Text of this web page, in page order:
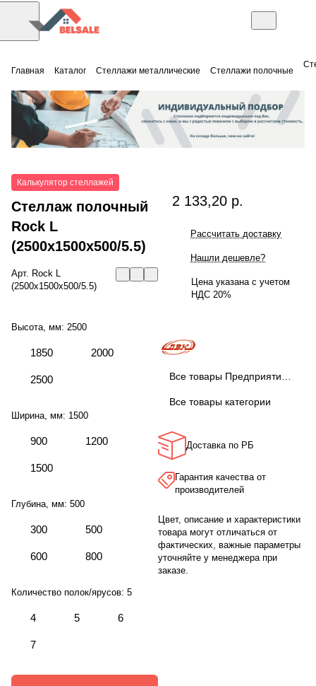
Главная Каталог Стеллажи металлические Стеллажи полочные
Калькулятор стеллажей
Стеллаж полочный
Rock L
(2500x1500x500/5.5)
Арт. Rock L
(2500x1500x500/5.5)
Высота, мм: 2500
1850 2000
2500
Ширина, мм: 1500
900 1200
1500
Глубина, мм: 500
300 500
600 800
Количество полок/ярусов: 5
4 5 6
7
2 133,20 р.
Рассчитать доставку
Нашли дешевле?
Цена указана с учетом
НДС 20%
Все товары Предприятие ДВК
Все товары категории
Доставка по РБ
Гарантия качества от
производителей
Цвет, описание и характеристики
товара могут отличаться от
фактических, важные параметры
уточняйте у менеджера при
заказе.